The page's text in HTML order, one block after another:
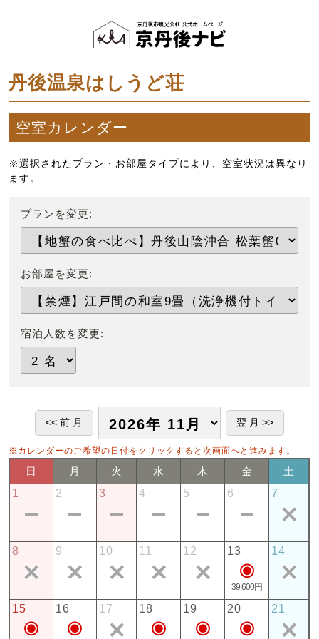
丹後温泉はしうど荘
空室カレンダー
※選択されたプラン・お部屋タイプにより、空室状況は異なり
ます。
プランを変更:
お部屋を変更:
宿泊人数を変更:
※カレンダーのご希望の日付をクリックすると次画面へと進みます。
日 月 火 水 木 金
土
1
2 3 4 5 6 7
8 9 10 11 12 13
39,600円
14
15 16 17 18 19 20 21